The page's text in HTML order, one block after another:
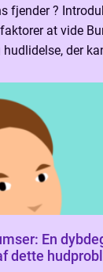
fjender ?
at vide
der
En
dette